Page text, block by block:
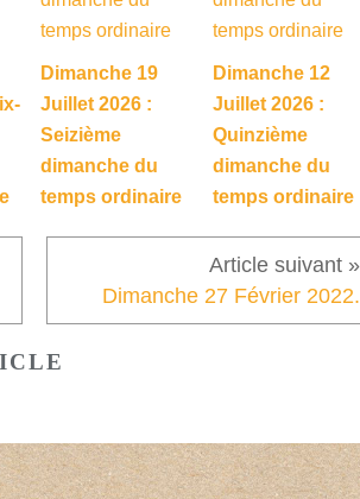
Dimanche 19
Juillet 2026 :
Seizième
dimanche du
temps ordinaire
Dimanche 12
Juillet 2026 :
Quinzième
dimanche du
temps ordinaire
Dimanche 27 Février 2022.